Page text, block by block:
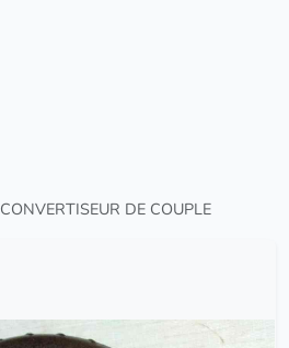
CONVERTISEUR DE COUPLE